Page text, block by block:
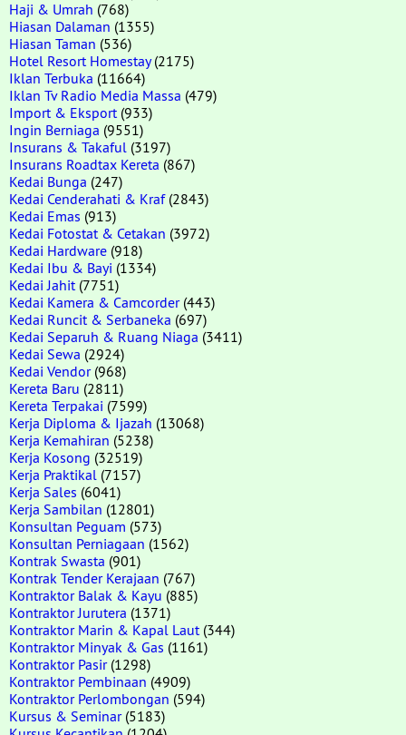
Haji & Umrah (768)
Hiasan Dalaman (1355)
Hiasan Taman (536)
Hotel Resort Homestay(2175)
Iklan Terbuka (11664)
Iklan Tv Radio Media Massa (479)
Import & Eksport (933)
Ingin Berniaga (9551)
Insurans & Takaful (3197)
Insurans Roadtax Kereta (867)
Kedai Bunga (247)
Kedai Cenderahati & Kraf(2843)
Kedai Emas (913)
Kedai Fotostat & Cetakan (3972)
Kedai Hardware (918)
Kedai Ibu & Bayi (1334)
Kedai Jahit (7751)
Kedai Kamera & Camcorder(443)
Kedai Runcit & Serbaneka (697)
Kedai Separuh & Ruang Niaga (3411)
Kedai Sewa (2924)
Kedai Vendor(968)
Kereta Baru (2811)
Kereta Terpakai (7599)
Kerja Diploma & Ijazah (13068)
Kerja Kemahiran (5238)
Kerja Kosong (32519)
Kerja Praktikal (7157)
Kerja Sales (6041)
Kerja Sambilan (12801)
Konsultan Peguam (573)
Konsultan Perniagaan (1562)
Kontrak Swasta (901)
Kontrak Tender Kerajaan (767)
Kontraktor Balak & Kayu (885)
Kontraktor Jurutera (1371)
Kontraktor Marin & Kapal Laut (344)
Kontraktor Minyak & Gas (1161)
Kontraktor Pasir(1298)
Kontraktor Pembinaan (4909)
Kontraktor Perlombongan (594)
Kursus & Seminar(5183)